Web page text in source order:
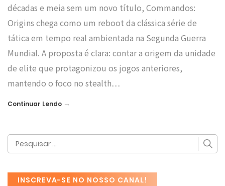
décadas e meia sem um novo título, Commandos:
Origins chega como um reboot da clássica série de
tática em tempo real ambientada na Segunda Guerra
Mundial. A proposta é clara: contar a origem da unidade
de elite que protagonizou os jogos anteriores,
mantendo o foco no stealth…
Continuar Lendo →
INSCREVA-SE NO NOSSO CANAL!